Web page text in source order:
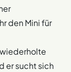
Suche nach
er beim
gesunden
Miniature
Ihr habt die
den Mini für
er sucht sich